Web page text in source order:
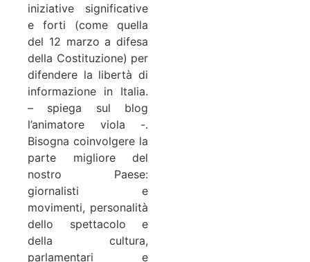
iniziative significative
e forti (come quella
del 12 marzo a difesa
della Costituzione) per
difendere la libertà di
informazione in Italia.
– spiega sul blog
l’animatore viola -.
Bisogna coinvolgere la
parte migliore del
nostro Paese:
giornalisti e
movimenti, personalità
dello spettacolo e
della cultura,
parlamentari e